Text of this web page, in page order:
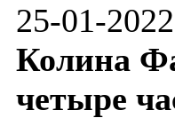
25-01-
Колина
четыре